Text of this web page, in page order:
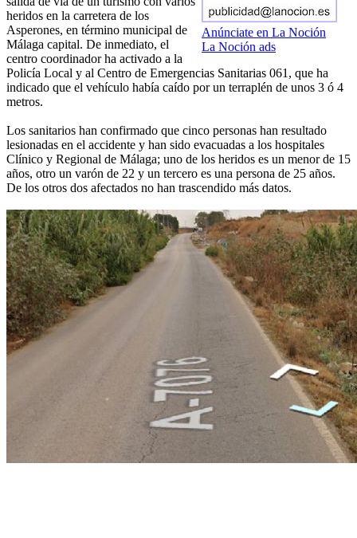
Anúnciate en La Noción
La Noción ads
heridos en la carretera de los
Asperones, en término municipal de
Málaga capital. De inmediato, el
centro coordinador ha activado a la
Policía Local y al Centro de Emergencias Sanitarias 061, que ha
indicado que el vehículo había caído por un terraplén de unos 3 ó 4
metros.
Los sanitarios han confirmado que cinco personas han resultado
lesionadas en el accidente y han sido evacuadas a los hospitales
Clínico y Regional de Málaga; uno de los heridos es un menor de 15
años, otro un varón de 22 y un tercero es una persona de 25 años.
De los otros dos afectados no han trascendido más datos.